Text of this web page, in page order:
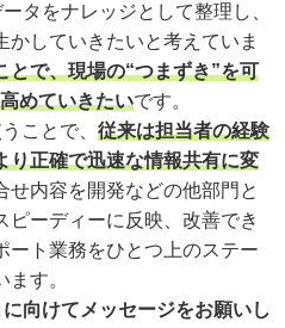
タをナレッジとして整理し、
かしていきたいと考えていま
とで、現場の“つまずき”を可
めていきたいです。
ことで、 従来は担当者の経験
り正確で迅速な情報共有に変
せ内容を開発などの他部門と
ピーディーに反映、改善でき
ート業務をひとつ上のステー
す。
向けてメッセージをお願いし